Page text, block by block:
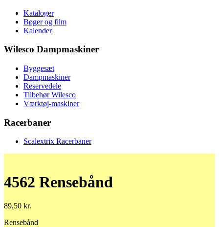
Kataloger
Bøger og film
Kalender
Wilesco Dampmaskiner
Byggesæt
Dampmaskiner
Reservedele
Tilbehør Wilesco
Værktøj-maskiner
Racerbaner
Scalextrix Racerbaner
4562 Rensebånd
89,50 kr.
Rensebånd